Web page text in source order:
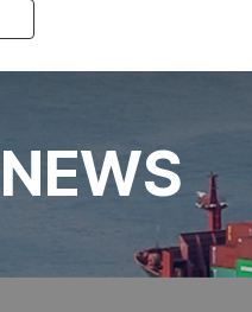
Toggle navigation
NEWS